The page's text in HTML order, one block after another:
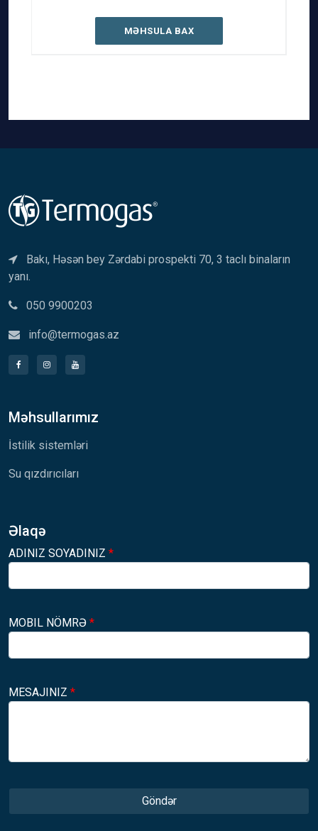
MƏHSULA BAX
Bakı, Həsən bey Zərdabi prospekti 70, 3 taclı binaların
yanı.
050 9900203
info@termogas.az
Məhsullarımız
İstilik sistemləri
Su qızdırıcıları
Əlaqə
ADINIZ SOYADINIZ *
MOBIL NÖMRƏ *
MESAJINIZ *
Göndər